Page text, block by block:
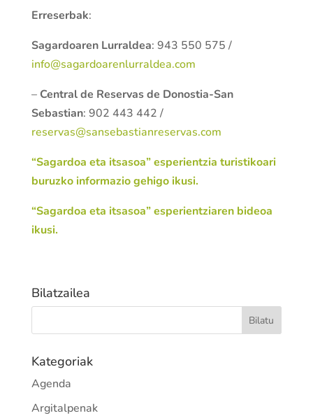
Erreserbak:
Sagardoaren Lurraldea: 943 550 575 /
info@sagardoarenlurraldea.com
– Central de Reservas de Donostia-San
Sebastian: 902 443 442 /
reservas@sansebastianreservas.com
“Sagardoa eta itsasoa” esperientzia turistikoari
buruzko informazio gehigo ikusi.
“Sagardoa eta itsasoa” esperientziaren bideoa
ikusi.
Bilatzailea
Kategoriak
Agenda
Argitalpenak